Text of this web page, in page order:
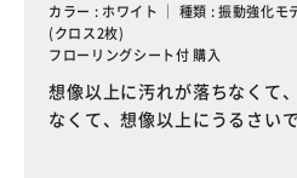
カラー : ホワイト ｜ 種類 : 振動強化モ
(クロス2枚)
フローリングシート付 購入
想像以上に汚れが落ちなくて
なくて、想像以上にうるさいで